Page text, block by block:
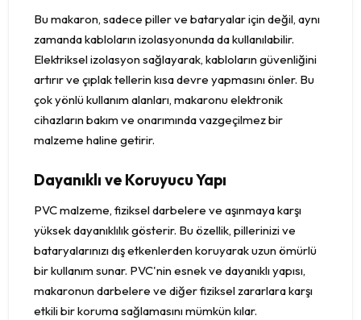
Bu makaron, sadece piller ve bataryalar için değil, aynı
zamanda kabloların izolasyonunda da kullanılabilir.
Elektriksel izolasyon sağlayarak, kabloların güvenliğini
artırır ve çıplak tellerin kısa devre yapmasını önler. Bu
çok yönlü kullanım alanları, makaronu elektronik
cihazların bakım ve onarımında vazgeçilmez bir
malzeme haline getirir.
Dayanıklı ve Koruyucu Yapı
PVC malzeme, fiziksel darbelere ve aşınmaya karşı
yüksek dayanıklılık gösterir. Bu özellik, pillerinizi ve
bataryalarınızı dış etkenlerden koruyarak uzun ömürlü
bir kullanım sunar. PVC'nin esnek ve dayanıklı yapısı,
makaronun darbelere ve diğer fiziksel zararlara karşı
etkili bir koruma sağlamasını mümkün kılar.